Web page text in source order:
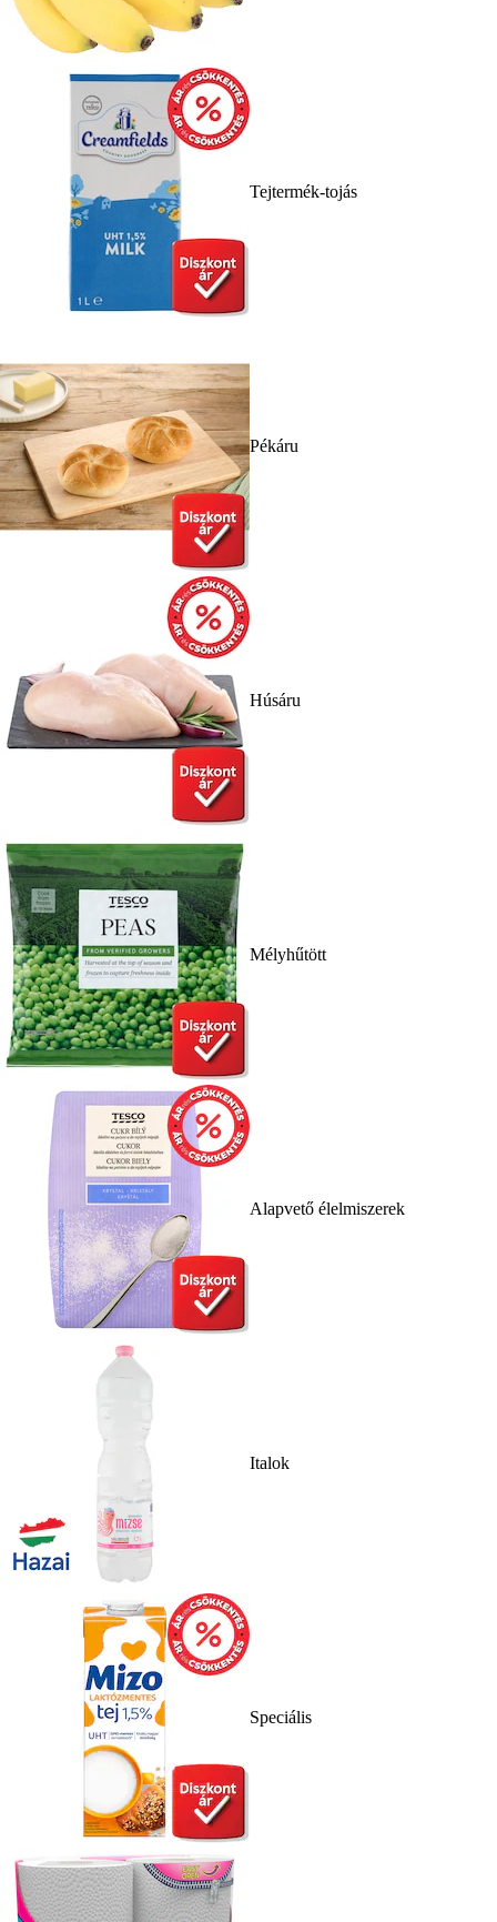
Tejtermék-tojás
Pékáru
Húsáru
Mélyhűtött
Alapvető élelmiszerek
Italok
Speciális